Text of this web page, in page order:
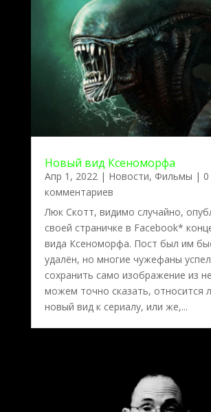
Новый вид Ксеноморфа
Апр 1, 2022| Новости, Фильмы | 0
комментариев
Люк Скотт, видимо случайно,
своей страничке в Facebook*
вида Ксеноморфа. Пост был им
удалён, но многие чужефаны
сохранить само изображение из
можем точно сказать, относится
новый вид к сериалу, или же,...